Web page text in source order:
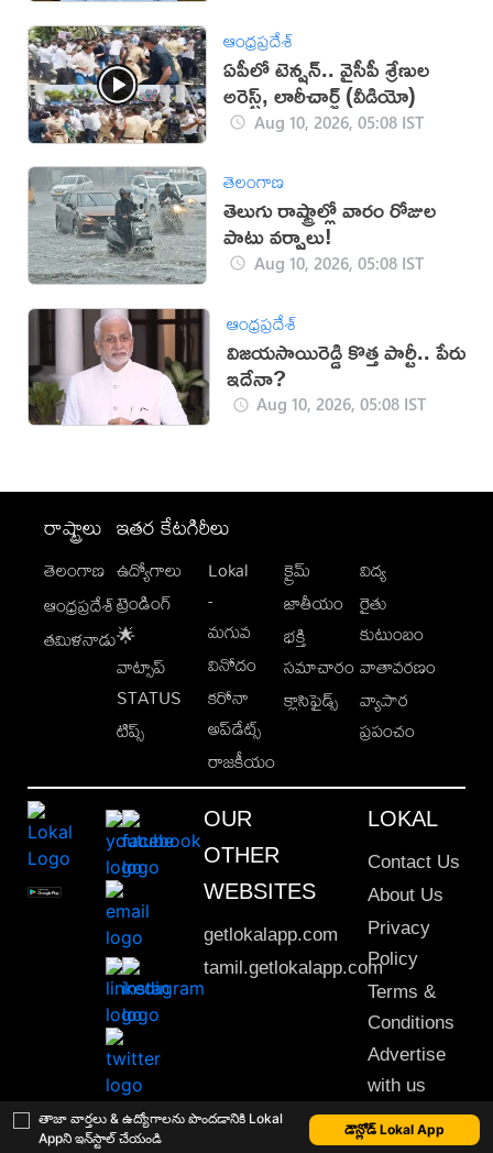
తాజా వార్తలు & ఉద్యోగాలను పొందడానికి Lokal
Appని ఇన్‌స్టాల్ చేయండి
డౌన్లోడ్ Lokal App
ఆంధ్రప్రదేశ్
ఏపీలో టెన్షన్.. వైసీపీ శ్రేణుల
అరెస్ట్, లాఠీచార్జ్‌ (వీడియో)
Aug 10, 2026, 05:08 IST
తెలంగాణ
తెలుగు రాష్ట్రాల్లో వారం రోజుల
పాటు వర్షాలు!
Aug 10, 2026, 05:08 IST
ఆంధ్రప్రదేశ్
విజయసాయిరెడ్డి కొత్త పార్టీ.. పేరు
ఇదేనా?
Aug 10, 2026, 05:08 IST
రాష్ట్రాలు
తెలంగాణ
ఆంధ్రప్రదేశ్
తమిళనాడు
ఇతర కేటగిరీలు
ఉద్యోగాలు
ట్రెండింగ్
🌟
వాట్సాప్
STATUS
టిప్స్
Lokal
-
మగువ
వినోదం
కరోనా
అప్‌డేట్స్
రాజకీయం
క్రైమ్
జాతీయం
భక్తి
సమాచారం
క్లాసిఫైడ్స్
విద్య
రైతు
కుటుంబం
వాతావరణం
వ్యాపార
ప్రపంచం
OUR
OTHER
WEBSITES
getlokalapp.com
tamil.getlokalapp.com
LOKAL
Contact Us
About Us
Privacy
Policy
Terms &
Conditions
Advertise
with us
Sitemap
This material may not be published, transmitted, rewritten or redistributed. © 2020 Lokal App. All rights reserved.